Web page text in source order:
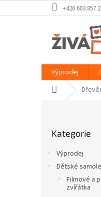
na
+420 603 857
Výprodej
Domů
kategorie
Kategorie
Výprodej
Dětské
Filmové a
zvířátka